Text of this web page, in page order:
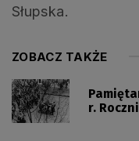
Słupska.
ZOBACZ TAKŻE
r.